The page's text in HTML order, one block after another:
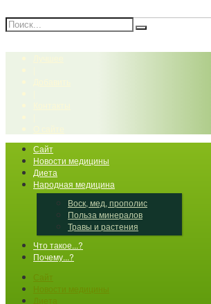
Сайт
Новости медицины
Диета
Народная медицина
Воск, мед, прополис
Польза минералов
Травы и растения
Что такое...?
Почему...?
Сайт